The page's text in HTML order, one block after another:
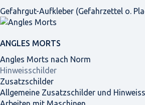
Gefahrgut-Aufkleber (Gefahrzettel o.
ANGLES MORTS
Angles Morts nach Norm
Hinweisschilder
Zusatzschilder
Allgemeine Zusatzschilder und